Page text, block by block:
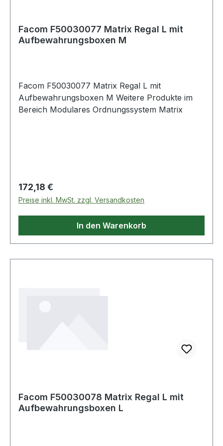
Facom F50030077 Matrix Regal L mit
Aufbewahrungsboxen M
Facom F50030077 Matrix Regal L mit
Aufbewahrungsboxen M Weitere Produkte im
Bereich Modulares Ordnungssystem Matrix
Regulärer Preis:
172,18 €
Preise inkl. MwSt. zzgl. Versandkosten
In den Warenkorb
Facom F50030078 Matrix Regal L mit
Aufbewahrungsboxen L